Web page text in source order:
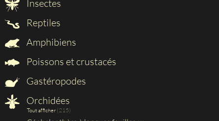
Insectes
Reptiles
Amphibiens
Poissons et crustacés
Gastéropodes
Orchidées
Tout afficher (215)